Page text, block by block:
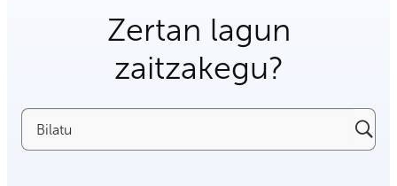
Zertan lagun
zaitzakegu?
Bilatu